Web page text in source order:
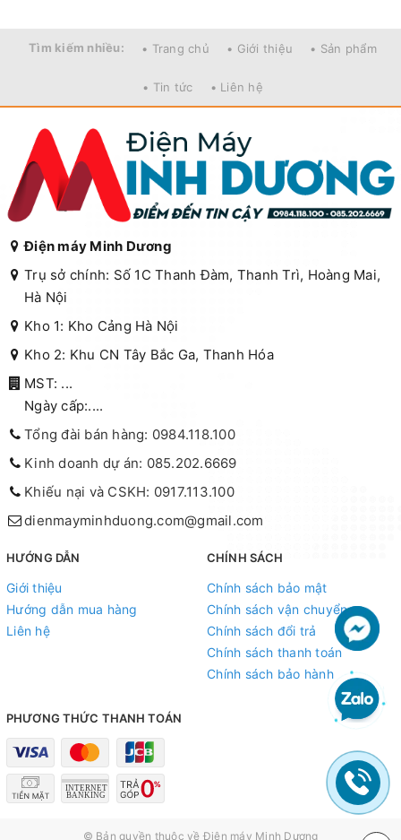
Tìm kiếm nhiều: • Trang chủ • Giới thiệu • Sản phẩm
• Tin tức • Liên hệ
Điện máy Minh Dương
Trụ sở chính: Số 1C Thanh Đàm, Thanh Trì, Hoàng Mai,
Hà Nội
Kho 1: Kho Cảng Hà Nội
Kho 2: Khu CN Tây Bắc Ga, Thanh Hóa
MST: ...
Ngày cấp:....
Tổng đài bán hàng: 0984.118.100
Kinh doanh dự án: 085.202.6669
Khiếu nại và CSKH: 0917.113.100
dienmayminhduong.com@gmail.com
HƯỚNG DẪN
Giới thiệu
Hướng dẫn mua hàng
Liên hệ
CHÍNH SÁCH
Chính sách bảo mật
Chính sách vận chuyển
Chính sách đổi trả
Chính sách thanh toán
Chính sách bảo hành
PHƯƠNG THỨC THANH TOÁN
© Bản quyền thuộc về Điện máy Minh Dương